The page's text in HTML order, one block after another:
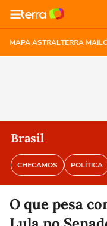
MAPA ASTRALTERRA MAIL
Brasil
CHECAMOS POLÍTICA
O que pesa